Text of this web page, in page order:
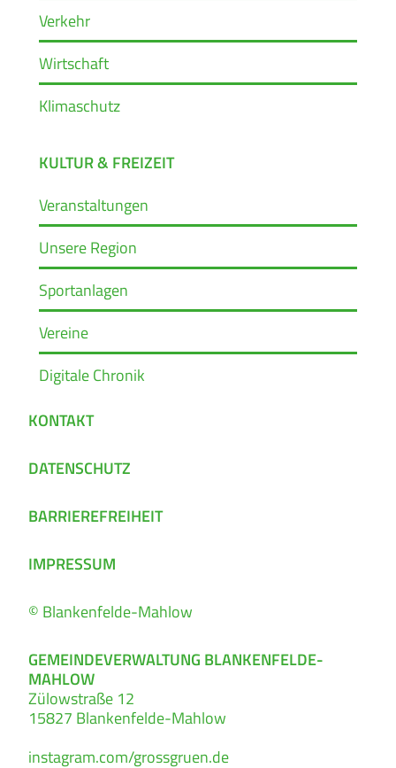
Verkehr
Wirtschaft
Klimaschutz
KULTUR & FREIZEIT
Veranstaltungen
Unsere Region
Sportanlagen
Vereine
Digitale Chronik
KONTAKT
DATENSCHUTZ
BARRIEREFREIHEIT
IMPRESSUM
© Blankenfelde-Mahlow
GEMEINDEVERWALTUNG BLANKENFELDE-
MAHLOW
Zülowstraße 12
15827 Blankenfelde-Mahlow
instagram.com/grossgruen.de